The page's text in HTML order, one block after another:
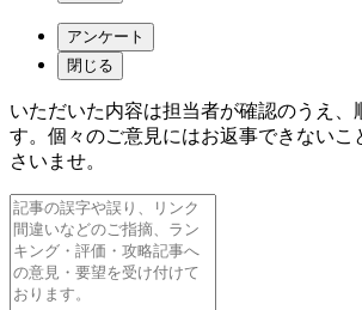
アンケート
閉じる
いただいた内容は担当者が確認のうえ、
す。個々のご意見にはお返事できないこ
さいませ。